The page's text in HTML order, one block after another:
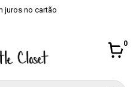
juros no cartão
0